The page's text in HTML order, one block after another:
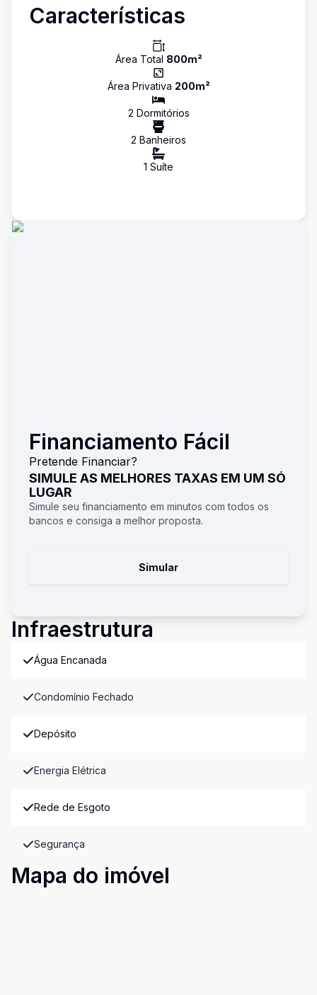
Características
Área Total 800m²
Área Privativa 200m²
2 Dormitórios
2 Banheiros
1 Suíte
Financiamento Fácil
Pretende Financiar?
SIMULE AS MELHORES TAXAS EM UM SÓ
LUGAR
Simule seu financiamento em minutos com todos os
bancos e consiga a melhor proposta.
Simular
Infraestrutura
Água Encanada
Condomínio Fechado
Depósito
Energia Elétrica
Rede de Esgoto
Segurança
Mapa do imóvel